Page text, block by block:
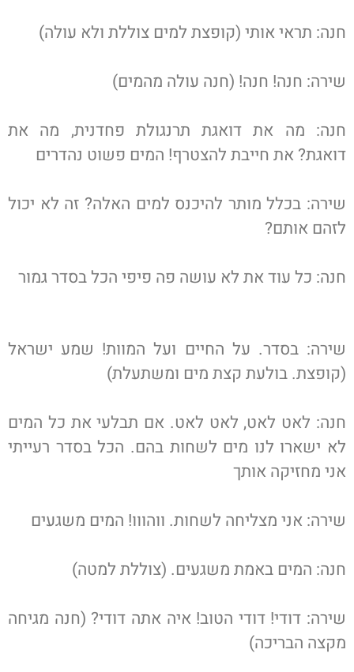
חנה: תראי אותי (קופצת למים צוללת ולא עולה)
שירה: חנה! חנה! (חנה עולה מהמים)
חנה: מה את דואגת תרנגולת פחדנית, מה את
דואגת? את חייבת להצטרף! המים פשוט נהדרים
שירה: בכלל מותר להיכנס למים האלה? זה לא יכול
לזהם אותם?
חנה: כל עוד את לא עושה פה פיפי הכל בסדר גמור
שירה: בסדר. על החיים ועל המוות! שמע ישראל
(קופצת. בולעת קצת מים ומשתעלת)
חנה: לאט לאט, לאט לאט. אם תבלעי את כל המים
לא ישארו לנו מים לשחות בהם. הכל בסדר רעייתי
אני מחזיקה אותך
שירה: אני מצליחה לשחות. ווהווו! המים משגעים
חנה: המים באמת משגעים. (צוללת למטה)
שירה: דודי! דודי הטוב! איה אתה דודי? (חנה מגיחה
מקצה הבריכה)